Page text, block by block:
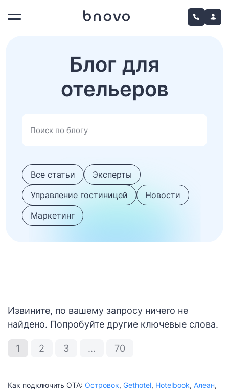
Блог для
отельеров
Все статьи
Эксперты
Управление гостиницей
Новости
Маркетинг
Извините, по вашему запросу ничего не
найдено. Попробуйте другие ключевые слова.
1 2 3 … 70
Как подключить ОТА: Островок, Gethotel, Hotelbook, Алеан,